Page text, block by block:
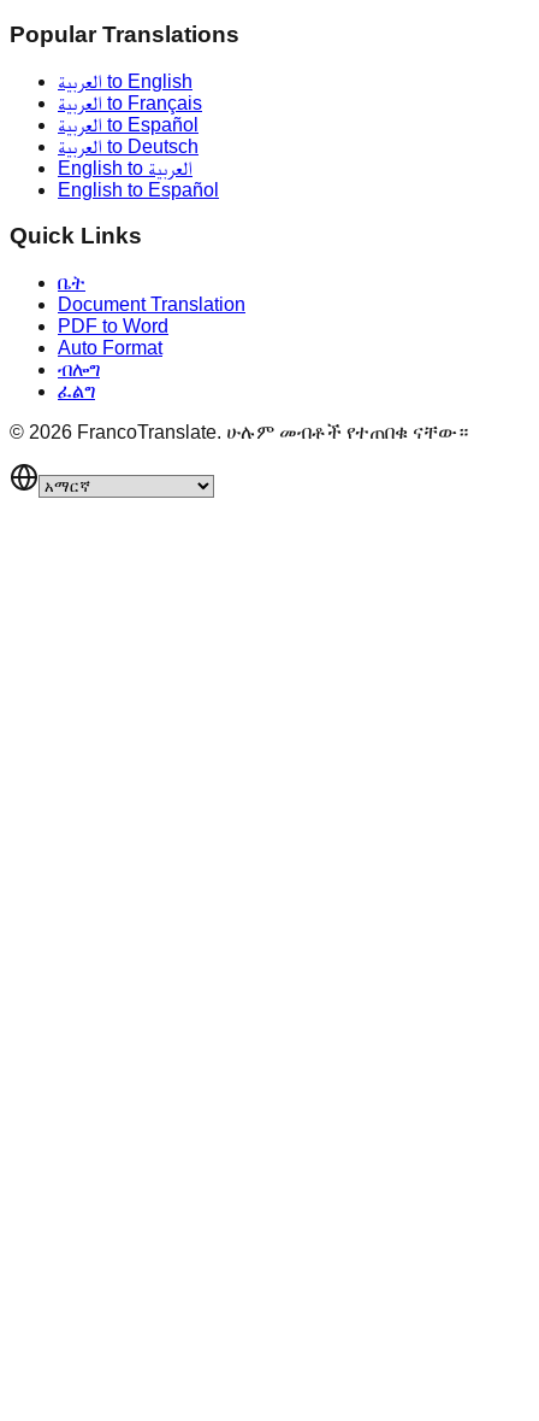
Popular Translations
العربية to English
العربية to Français
العربية to Español
العربية to Deutsch
English to العربية
English to Español
Quick Links
ቤት
Document Translation
PDF to Word
Auto Format
ብሎግ
ፈልግ
© 2026 FrancoTranslate. ሁሉም መብቶች የተጠበቁ ናቸው።